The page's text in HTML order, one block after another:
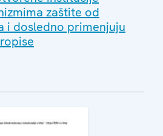
zaštite od
i dosledno primenjuju